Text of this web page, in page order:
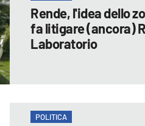
Rende, l'idea dello
fa litigare (ancora)
Laboratorio
POLITICA